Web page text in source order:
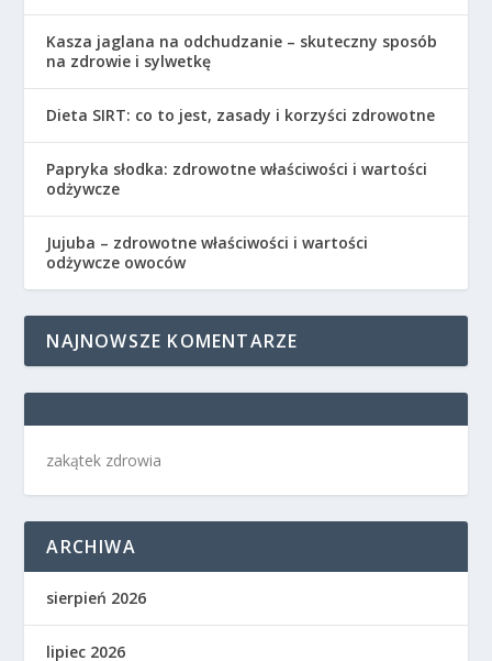
Kasza jaglana na odchudzanie – skuteczny sposób
na zdrowie i sylwetkę
Dieta SIRT: co to jest, zasady i korzyści zdrowotne
Papryka słodka: zdrowotne właściwości i wartości
odżywcze
Jujuba – zdrowotne właściwości i wartości
odżywcze owoców
NAJNOWSZE KOMENTARZE
zakątek zdrowia
ARCHIWA
sierpień 2026
lipiec 2026